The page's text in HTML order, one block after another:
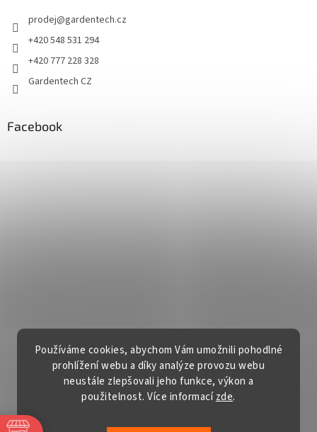
Používáme cookies, abychom Vám umožnili pohodlné
prohlížení webu a díky analýze provozu webu
neustále zlepšovali jeho funkce, výkon a
použitelnost. Více informacízde.
prodej@gardentech.cz
+420 548 531 294
+420 777 228 328
Gardentech CZ
Facebook
Vytvořil Shoptet